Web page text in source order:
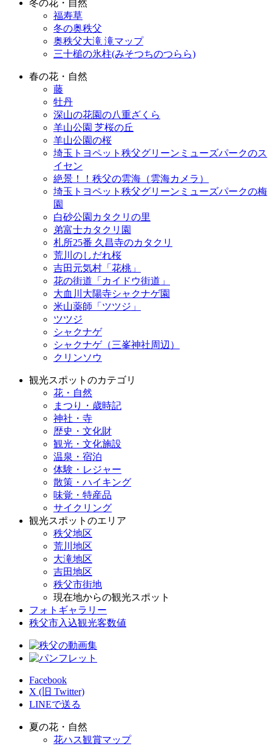
冬の花・自然
福寿草
冬の奥秩父
奥秩父大滝 滝マップ
三十槌の氷柱(みそつちのつらら)
春の花・自然
藤
牡丹
深山の花園の八重ざくら
羊山公園 芝桜の丘
羊山公園の桜
埼玉トヨペット秩父グリーンミューズパークのス
イセン
絶景！！秩父の雲海（雲海カメラ）
埼玉トヨペット秩父グリーンミューズパークの梅
園
白砂公園カタクリの里
弟富士カタクリ園
札所25番 久昌寺のカタクリ
荒川のしだれ桜
吉田元気村「花桃」
花の街道「カイドウ街道」
大血川大陽寺シャクナゲ園
米山薬師「ツツジ」
ツツジ
シャクナゲ
シャクナゲ（三峯神社周辺）
クリンソウ
観光スポットのカテゴリ
花・自然
まつり・歳時記
神社・寺
歴史・文化財
観光・文化施設
温泉・宿泊
体験・レジャー
散策・ハイキング
味覚・特産品
サイクリング
観光スポットのエリア
秩父地区
荒川地区
大滝地区
吉田地区
秩父市街地
現在地からの観光スポット
フォトギャラリー
秩父市入込観光客数値
Facebook
X (旧 Twitter)
LINEで送る
夏の花・自然
花ハス観賞マップ